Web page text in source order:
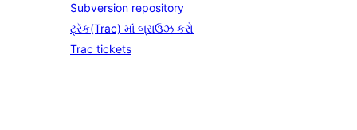
Subversion repository
ટ્રૅક(Trac) માં બ્રાઉઝ કરો
Trac tickets